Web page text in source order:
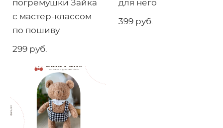
погремушки Зайка
с мастер-классом
по пошиву
299 pуб.
для него
399 pуб.